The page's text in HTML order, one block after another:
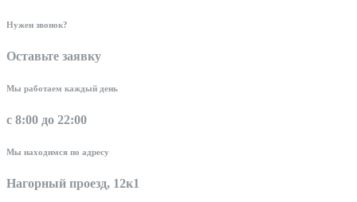
Нужен звонок?
Оставьте заявку
Мы работаем каждый день
с 8:00 до 22:00
Мы находимся по адресу
Нагорный проезд, 12к1